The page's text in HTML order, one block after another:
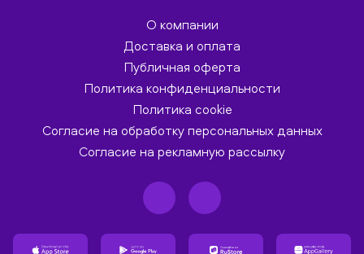
О компании
Доставка и оплата
Публичная оферта
Политика конфиденциальности
Политика cookie
Согласие на обработку персональных данных
Согласие на рекламную рассылку